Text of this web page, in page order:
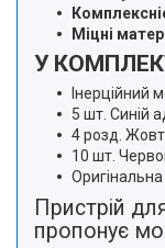
Міцні
У
Інерційний
5 шт. Синій
4 розд.
10 шт.
Пристрій
пропонує